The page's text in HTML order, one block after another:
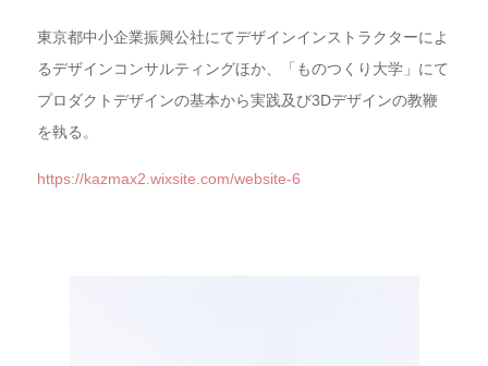
東京都中小企業振興公社にてデザインインストラクターによ
るデザインコンサルティングほか、「ものつくり大学」にて
プロダクトデザインの基本から実践及び3Dデザインの教鞭
を執る。
https://kazmax2.wixsite.com/website-6